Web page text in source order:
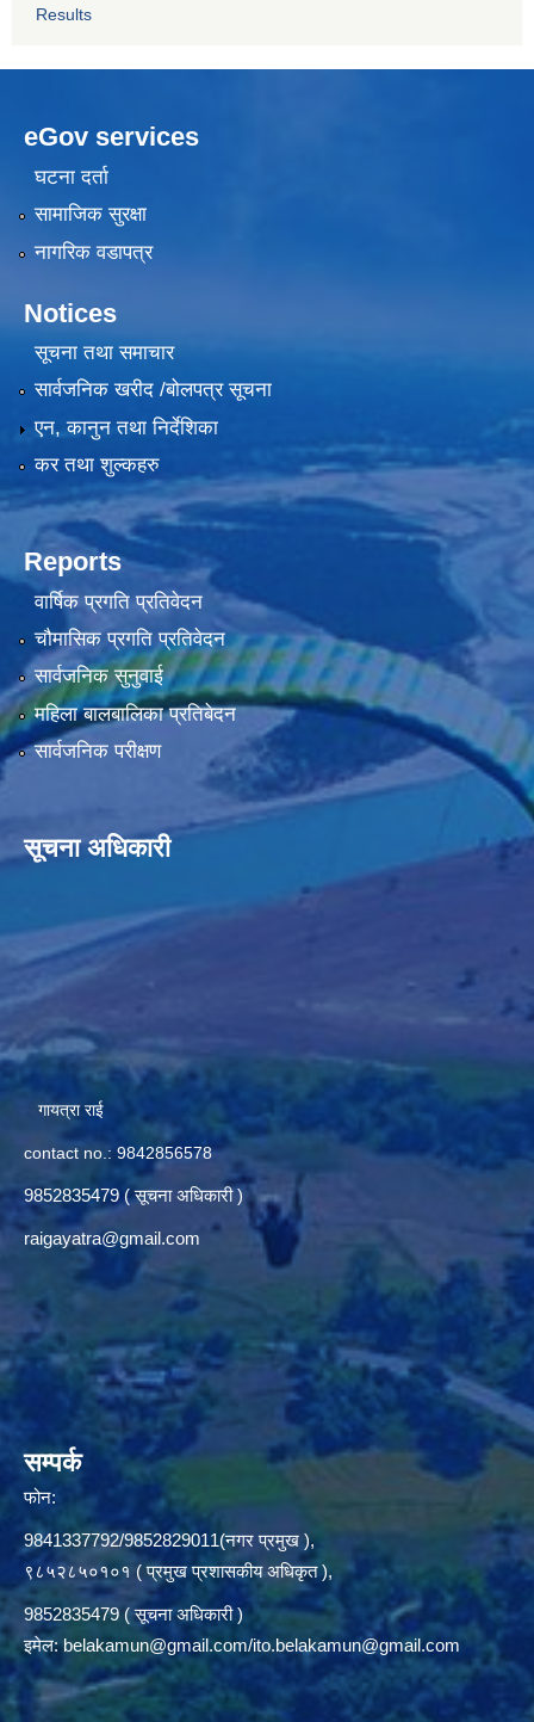
Results
eGov services
घटना दर्ता
सामाजिक सुरक्षा
नागरिक वडापत्र
Notices
सूचना तथा समाचार
सार्वजनिक खरीद /बोलपत्र सूचना
एन, कानुन तथा निर्देशिका
कर तथा शुल्कहरु
Reports
वार्षिक प्रगति प्रतिवेदन
चौमासिक प्रगति प्रतिवेदन
सार्वजनिक सुनुवाई
महिला बालबालिका प्रतिबेदन
सार्वजनिक परीक्षण
सूचना अधिकारी
गायत्रा राई
contact no.: 9842856578
9852835479 ( सूचना अधिकारी )
raigayatra@gmail.com
सम्पर्क
फोन:
9841337792/9852829011(नगर प्रमुख ),
९८५२८५०१०१ ( प्रमुख प्रशासकीय अधिकृत ),
9852835479 ( सूचना अधिकारी )
इमेल:belakamun@gmail.com/ito.belakamun@gmail.com